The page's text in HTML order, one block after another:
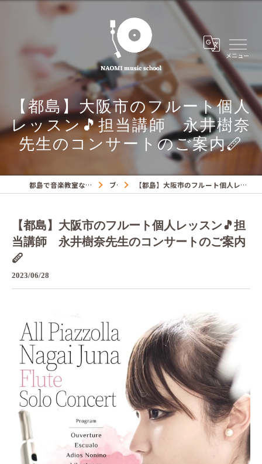
【都島】大阪市のフルート個人
レッスン🎵担当講師 永井樹奈
先生のコンサートのご案内🪈
都島で音楽教室ならNAOMIミュージックスクール ブログ 【都島】大阪市のフルート個人レッスン🎵担当講師 永井樹奈先生のコンサートのご案内🪈
【都島】大阪市のフルート個人レッスン🎵担
当講師 永井樹奈先生のコンサートのご案内
🪈
2023/06/28